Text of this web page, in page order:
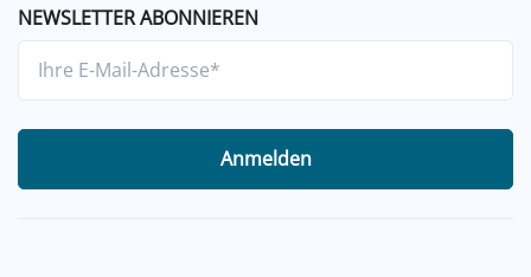
NEWSLETTER ABONNIEREN
Anmelden